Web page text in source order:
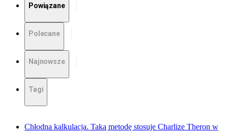
Powiązane
Polecane
Najnowsze
Tagi
Chłodna kalkulacja. Taką metodę stosuje Charlize Theron w